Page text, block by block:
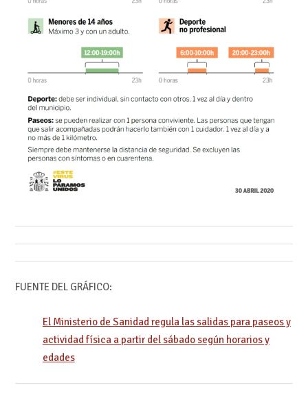
FUENTE DEL GRÁFICO:
El Ministerio de Sanidad regula las salidas para paseos y
actividad física a partir del sábado según horarios y
edades